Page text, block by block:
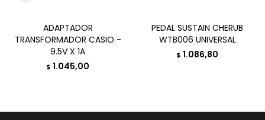
ADAPTADOR
TRANSFORMADOR CASIO -
9.5V X 1A
$ 1.045,00
PEDAL SUSTAIN CHERUB
WTB006 UNIVERSAL
$ 1.086,80